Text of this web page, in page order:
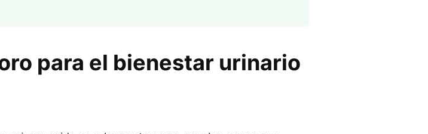
para el bienestar urinario